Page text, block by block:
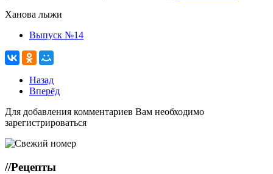
Ханова лыжи
Выпуск №14
Назад
Вперёд
Для добавления комментариев Вам необходимо
зарегистрироваться
//Рецепты